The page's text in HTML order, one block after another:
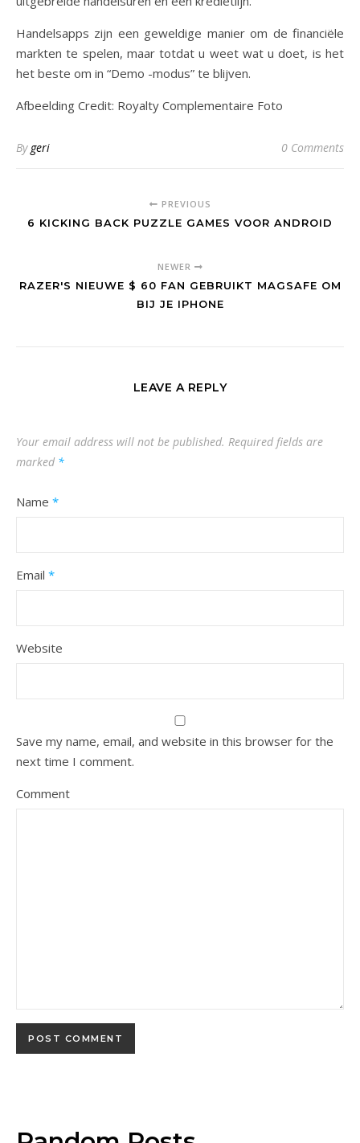
Handelsapps zijn een geweldige manier om de financiële
markten te spelen, maar totdat u weet wat u doet, is het
het beste om in “Demo -modus” te blijven.
Afbeelding Credit: Royalty Complementaire Foto
By geri 0 Comments
PREVIOUS
6 KICKING BACK PUZZLE GAMES VOOR ANDROID
NEWER
RAZER'S NIEUWE $ 60 FAN GEBRUIKT MAGSAFE OM
BIJ JE IPHONE
LEAVE A REPLY
Your email address will not be published. Required fields are
marked *
Name *
Email *
Website
Save my name, email, and website in this browser for the
next time I comment.
Comment